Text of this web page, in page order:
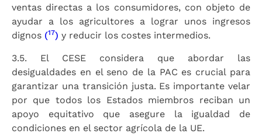
ventas directas a los consumidores, con objeto de
ayudar a los agricultores a lograr unos ingresos
dignos (17) y reducir los costes intermedios.
3.5. El CESE considera que abordar las
desigualdades en el seno de la PAC es crucial para
garantizar una transición justa. Es importante velar
por que todos los Estados miembros reciban un
apoyo equitativo que asegure la igualdad de
condiciones en el sector agrícola de la UE.